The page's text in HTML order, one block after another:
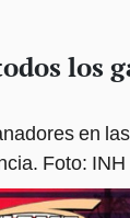
los
en
Foto: INH